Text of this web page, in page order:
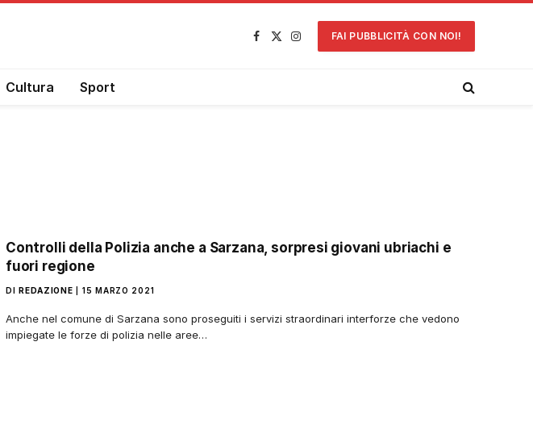
Facebook
X
Instagram
FAI PUBBLICITÀ CON NOI!
Cultura Sport
Controlli della Polizia anche a Sarzana, sorpresi giovani ubriachi e
fuori regione
DI REDAZIONE 15 MARZO 2021
Anche nel comune di Sarzana sono proseguiti i servizi straordinari interforze che vedono
impiegate le forze di polizia nelle aree…